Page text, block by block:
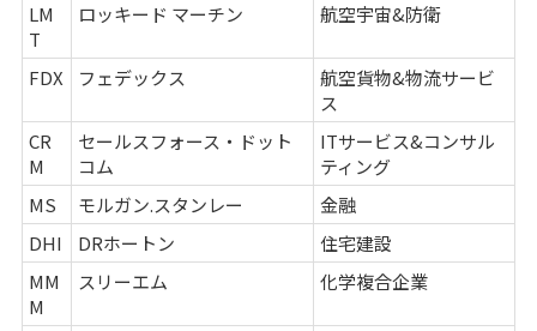
LM
T
ロッキード マーチン 航空宇宙&防衛
FDX フェデックス
航空貨物&物流サービ
ス
CR
M
セールスフォース・ドット
コム
ITサービス&コンサル
ティング
MS
モルガン.スタンレー
金融
DHI
DRホートン
住宅建設
MM
M
スリーエム 化学複合企業